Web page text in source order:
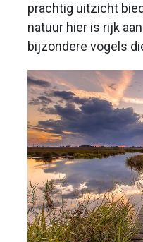
prachtig uitzicht
natuur hier is rijk
bijzondere vogels